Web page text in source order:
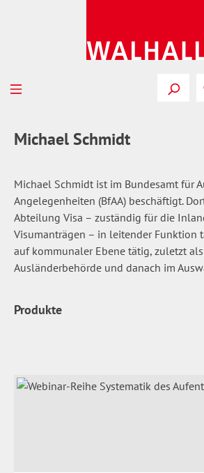
Michael Schmidt
Michael Schmidt ist im Bundesamt für
Angelegenheiten (BfAA) beschäftigt.
Abteilung Visa – zuständig für die
Visumanträgen – in leitender Funktion
auf kommunaler Ebene tätig, zuletzt
Ausländerbehörde und danach im
Produkte